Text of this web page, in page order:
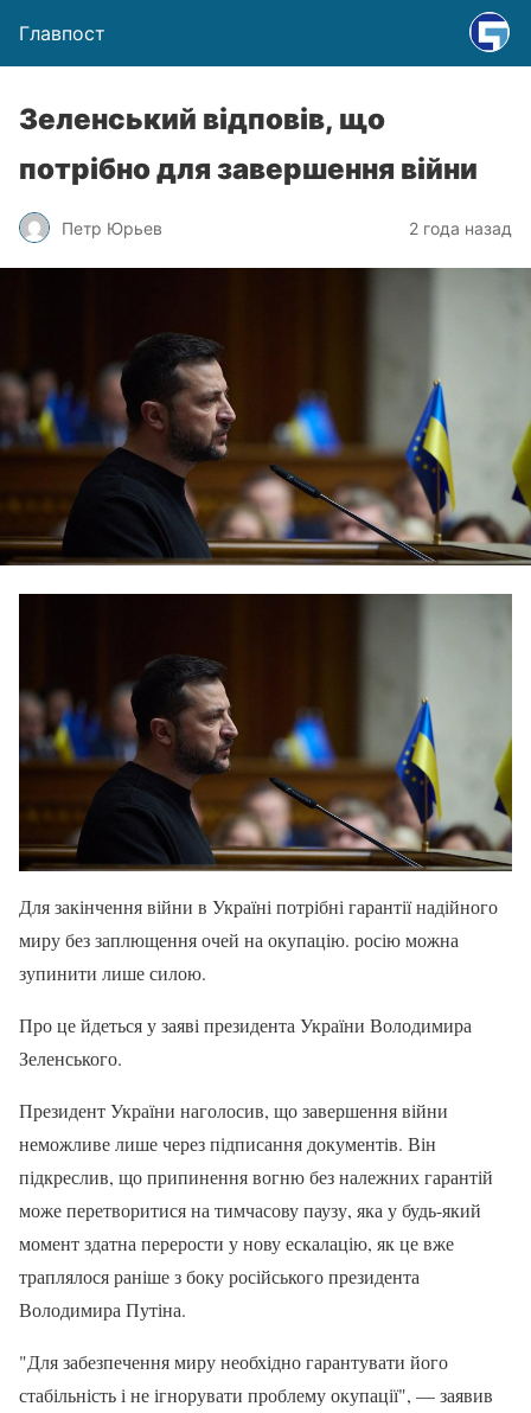
Главпост
Зеленський відповів, що
потрібно для завершення війни
Петр Юрьев 2 года назад
Для закінчення війни в Україні потрібні гарантії надійного
миру без заплющення очей на окупацію. росію можна
зупинити лише силою.
Про це йдеться у заяві президента України Володимира
Зеленського.
Президент України наголосив, що завершення війни
неможливе лише через підписання документів. Він
підкреслив, що припинення вогню без належних гарантій
може перетворитися на тимчасову паузу, яка у будь-який
момент здатна перерости у нову ескалацію, як це вже
траплялося раніше з боку російського президента
Володимира Путіна.
"Для забезпечення миру необхідно гарантувати його
стабільність і не ігнорувати проблему окупації", — заявив